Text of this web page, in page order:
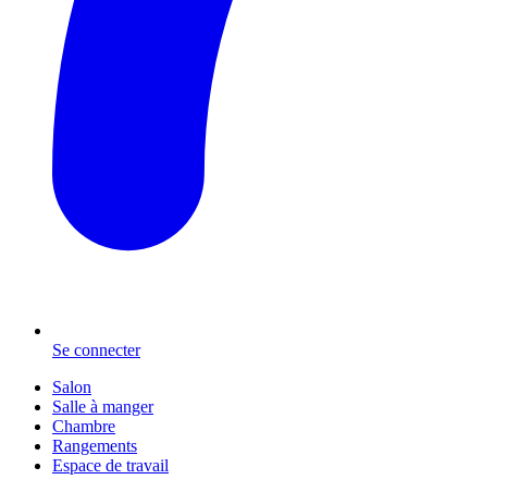
Se connecter
Salon
Salle à manger
Chambre
Rangements
Espace de travail